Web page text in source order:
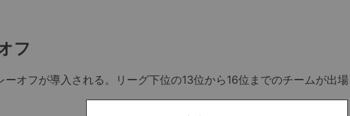
フ
オフが導入される。リーグ下位の13位から16位までのチームが出場